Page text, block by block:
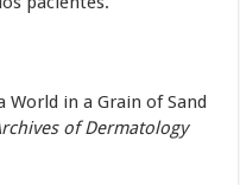
World in a Grain of Sand
of Dermatology